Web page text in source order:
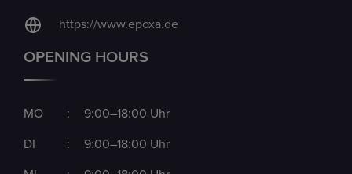
https://www.epoxa.de
OPENING HOURS
MO : 9:00–18:00 Uhr
DI : 9:00–18:00 Uhr